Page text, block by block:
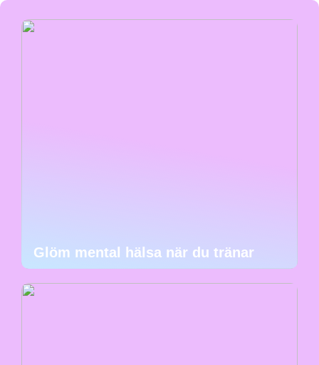
Glöm mental hälsa när du tränar